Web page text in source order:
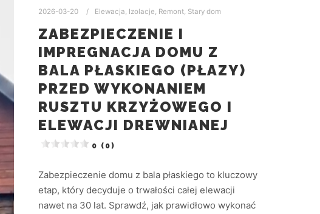
2026-03-20 Elewacja, Izolacje, Remont, Stary dom
ZABEZPIECZENIE I
IMPREGNACJA DOMU Z
BALA PŁASKIEGO (PŁAZY)
PRZED WYKONANIEM
RUSZTU KRZYŻOWEGO I
ELEWACJI DREWNIANEJ
0 (0)
Zabezpieczenie domu z bala płaskiego to kluczowy
etap, który decyduje o trwałości całej elewacji
nawet na 30 lat. Sprawdź, jak prawidłowo wykonać